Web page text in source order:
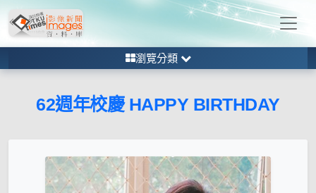
瀏覽分類
62週年校慶 HAPPY BIRTHDAY